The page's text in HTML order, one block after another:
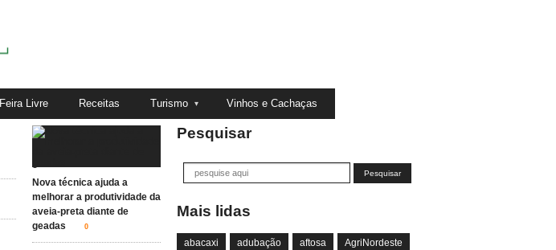
Feira Livre Receitas Turismo Vinhos e Cachaças
Nova técnica ajuda a
melhorar a produtividade da
aveia-preta diante de
geadas
0
Pesquisar
Mais lidas
abacaxi adubação aftosa
AgriNordeste